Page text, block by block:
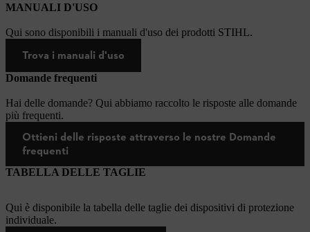
MANUALI D'USO
Qui sono disponibili i manuali d'uso dei prodotti STIHL.
Trova i manuali d'uso
Domande frequenti
Hai delle domande? Qui abbiamo raccolto le risposte alle domande
più frequenti.
Ottieni delle risposte attraverso le nostre Domande
frequenti
TABELLA DELLE TAGLIE
Qui è disponibile la tabella delle taglie dei dispositivi di protezione
individuale.